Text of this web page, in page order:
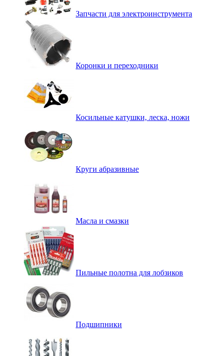
Запчасти для электроинструмента
Коронки и переходники
Косильные катушки, леска, ножи
Круги абразивные
Масла и смазки
Пильные полотна для лобзиков
Подшипники